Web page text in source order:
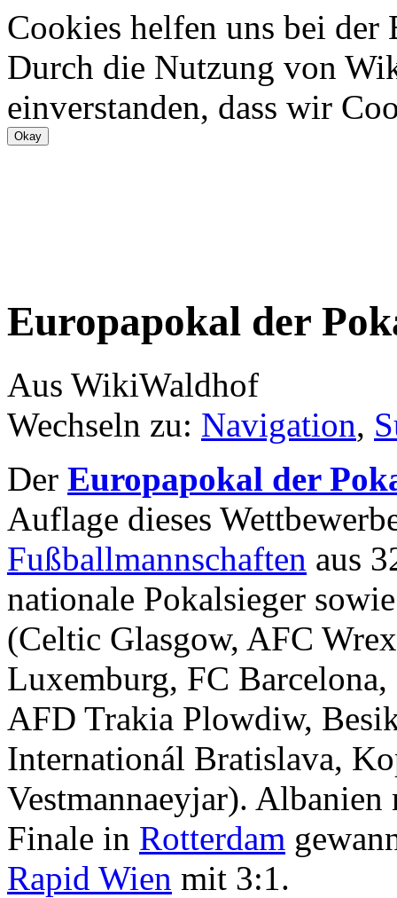
Cookies helfen uns bei
Durch die Nutzung von
einverstanden, dass wir
Europapokal der
Aus WikiWaldhof
Wechseln zu: Navigation,
Der Europapokal der
Auflage dieses
Fußballmannschaften aus
nationale Pokalsieger
(Celtic Glasgow, AFC
Luxemburg, FC
AFD Trakia Plowdiw,
Internationál Bratislava,
Vestmannaeyjar).
Finale in Rotterdam
Rapid Wien mit 3:1.